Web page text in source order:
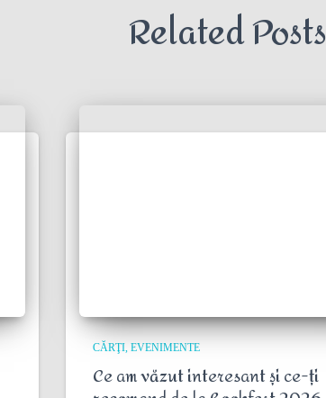
Related Posts
CĂRŢI EVENIMENTE
Ce am văzut interesant și ce-ți